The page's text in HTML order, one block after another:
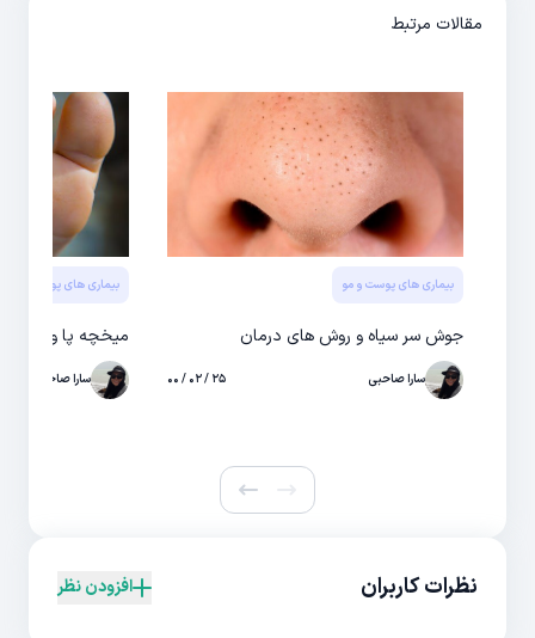
مقالات مرتبط
بیماری های پوست و مو
جوش سر سیاه و روش های درمان
سارا صاحبی ۲۵ / ۰۲ / ۰۰
بیماری های پوست و مو
میخچه پا و روش
سارا صاحبی
نظرات کاربران افزودن نظر